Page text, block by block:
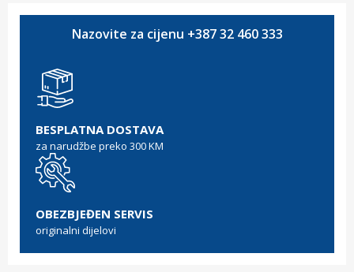
Nazovite za cijenu +387 32 460 333
BESPLATNA DOSTAVA
za narudžbe preko 300 KM
OBEZBJEĐEN SERVIS
originalni dijelovi